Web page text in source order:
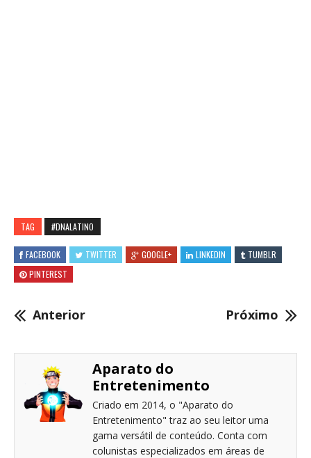
TAG #DNALATINO
FACEBOOK TWITTER GOOGLE+ LINKEDIN
TUMBLR
PINTEREST
Anterior Próximo
Aparato do
Entretenimento
Criado em 2014, o "Aparato do
Entretenimento" traz ao seu leitor uma
gama versátil de conteúdo. Conta com
colunistas especializados em áreas de